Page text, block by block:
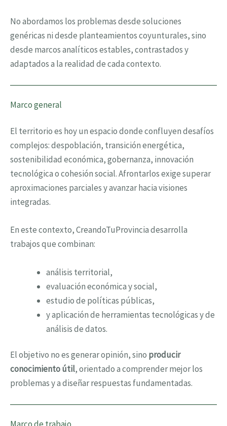
No abordamos los problemas desde soluciones
genéricas ni desde planteamientos coyunturales, sino
desde marcos analíticos estables, contrastados y
adaptados a la realidad de cada contexto.
Marco general
El territorio es hoy un espacio donde confluyen desafíos
complejos: despoblación, transición energética,
sostenibilidad económica, gobernanza, innovación
tecnológica o cohesión social. Afrontarlos exige superar
aproximaciones parciales y avanzar hacia visiones
integradas.
En este contexto, CreandoTuProvincia desarrolla
trabajos que combinan:
análisis territorial,
evaluación económica y social,
estudio de políticas públicas,
y aplicación de herramientas tecnológicas y de
análisis de datos.
El objetivo no es generar opinión, sino producir
conocimiento útil, orientado a comprender mejor los
problemas y a diseñar respuestas fundamentadas.